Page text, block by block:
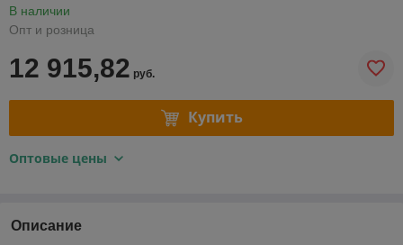
В наличии
Опт и розница
12 915,82 руб.
Купить
Оптовые цены
Описание